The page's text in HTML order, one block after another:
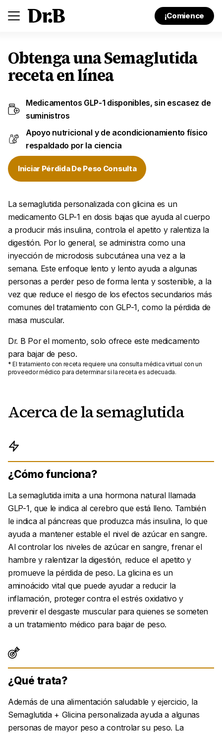
¡Comience
Obtenga una Semaglutida
receta en línea
Medicamentos GLP-1 disponibles, sin escasez de
suministros
Apoyo nutricional y de acondicionamiento físico
respaldado por la ciencia
Iniciar Pérdida De Peso Consulta
La semaglutida personalizada con glicina es un
medicamento GLP-1 en dosis bajas que ayuda al cuerpo
a producir más insulina, controla el apetito y ralentiza la
digestión. Por lo general, se administra como una
inyección de microdosis subcutánea una vez a la
semana. Este enfoque lento y lento ayuda a algunas
personas a perder peso de forma lenta y sostenible, a la
vez que reduce el riesgo de los efectos secundarios más
comunes del tratamiento con GLP-1, como la pérdida de
masa muscular.
Dr. B Por el momento, solo ofrece este medicamento
para bajar de peso.
* El tratamiento con receta requiere una consulta médica virtual con un
proveedor médico para determinar si la receta es adecuada.
Acerca de la semaglutida
¿Cómo funciona?
La semaglutida imita a una hormona natural llamada
GLP-1, que le indica al cerebro que está lleno. También
le indica al páncreas que produzca más insulina, lo que
ayuda a mantener estable el nivel de azúcar en sangre.
Al controlar los niveles de azúcar en sangre, frenar el
hambre y ralentizar la digestión, reduce el apetito y
promueve la pérdida de peso. La glicina es un
aminoácido vital que puede ayudar a reducir la
inflamación, proteger contra el estrés oxidativo y
prevenir el desgaste muscular para quienes se someten
a un tratamiento médico para bajar de peso.
¿Qué trata?
Además de una alimentación saludable y ejercicio, la
Semaglutida + Glicina personalizada ayuda a algunas
personas de mayor peso a controlar su peso. La